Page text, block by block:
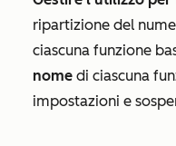
ripartizione del
ciascuna funzione
nome di ciascuna
impostazioni e